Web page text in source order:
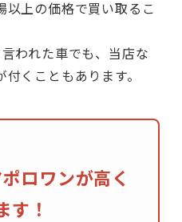
以上の価格で買い取るこ
われた車でも、当店な
くこともあります。
ロワンが高く
す！